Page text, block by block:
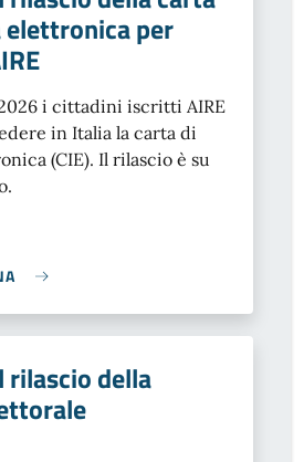
per
2026 i cittadini iscritti AIRE
in Italia la carta di
(CIE). Il rilascio è su
rilascio della